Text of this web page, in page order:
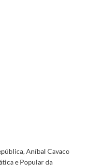
Aníbal Cavaco
e Popular da